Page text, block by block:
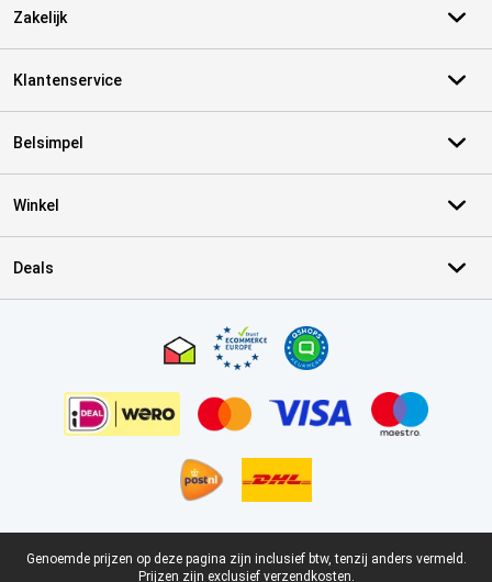
Zakelijk
Klantenservice
Belsimpel
Winkel
Deals
Juridische voettekst
Genoemde prijzen op deze pagina zijn inclusief btw, tenzij anders vermeld.
Prijzen zijn exclusief verzendkosten.